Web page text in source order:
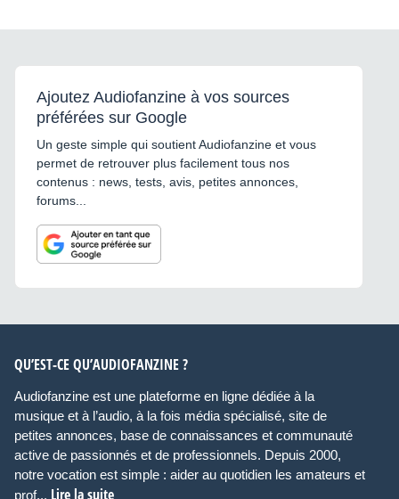
Ajoutez Audiofanzine à vos sources
préférées sur Google
Un geste simple qui soutient Audiofanzine et vous
permet de retrouver plus facilement tous nos
contenus : news, tests, avis, petites annonces,
forums...
QU’EST-CE QU’AUDIOFANZINE ?
Audiofanzine est une plateforme en ligne dédiée à la
musique et à l’audio, à la fois média spécialisé, site de
petites annonces, base de connaissances et communauté
active de passionnés et de professionnels. Depuis 2000,
notre vocation est simple : aider au quotidien les amateurs et
prof... Lire la suite